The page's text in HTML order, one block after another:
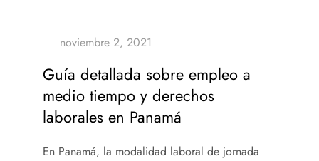
Guía detallada sobre empleo a
medio tiempo y derechos
laborales en Panamá
En Panamá, la modalidad laboral de jornada